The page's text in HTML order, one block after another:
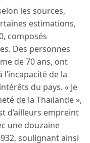
les sources,
estimations,
composés
Des personnes
de 70 ans, ont
de la
du pays. « Je
de la Thaïlande »,
d’ailleurs empreint
une douzaine
soulignant ainsi